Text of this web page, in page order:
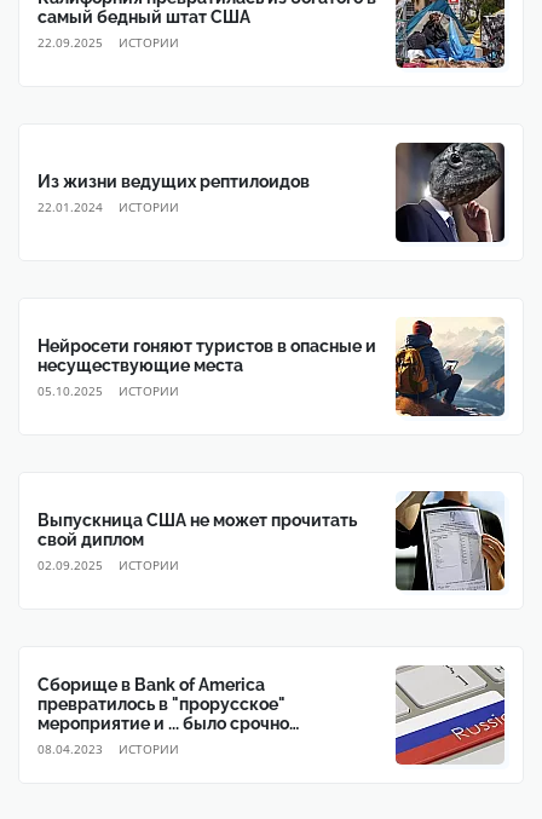
самый бедный штат США
22.09.2025 ИСТОРИИ
Из жизни ведущих рептилоидов
22.01.2024 ИСТОРИИ
Нейросети гоняют туристов в опасные и
несуществующие места
05.10.2025 ИСТОРИИ
Выпускница США не может прочитать
свой диплом
02.09.2025 ИСТОРИИ
Сборище в Bank of America
превратилось в "прорусское"
мероприятие и ... было срочно
прекращено
08.04.2023 ИСТОРИИ